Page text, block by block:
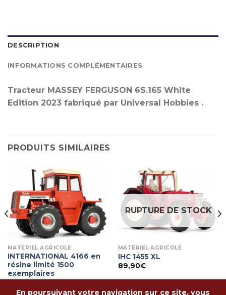
DESCRIPTION
INFORMATIONS COMPLÉMENTAIRES
Tracteur MASSEY FERGUSON 6S.165 White
Edition 2023 fabriqué par Universal Hobbies .
PRODUITS SIMILAIRES
MATÉRIEL AGRICOLE
INTERNATIONAL 4166 en
résine limité 1500
exemplaires
RUPTURE DE STOCK
MATÉRIEL AGRICOLE
IHC 1455 XL
89,90€
En poursuivant votre navigation sur ce site, vous